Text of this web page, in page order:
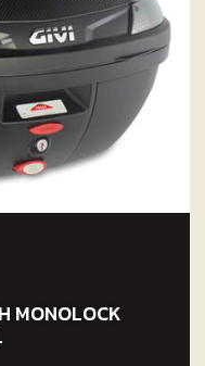
MONOLOCK